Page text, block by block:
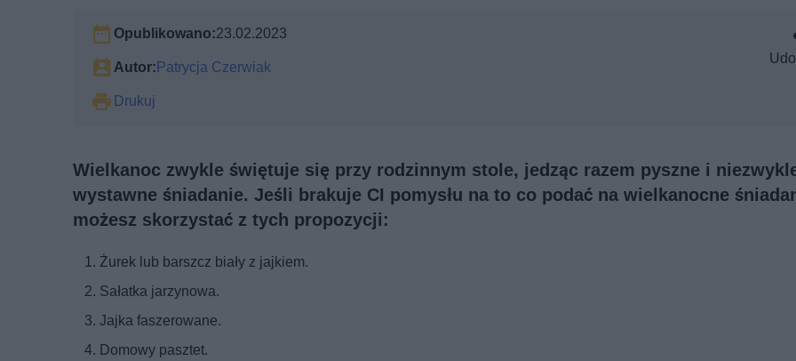
Opublikowano:23.02.2023
Autor:Patrycja Czerwiak
Drukuj
Wielkanoc zwykle świętuje się przy rodzinnym stole, jedząc razem pyszne i
wystawne śniadanie. Jeśli brakuje CI pomysłu na to co podać na wielkanocne
możesz skorzystać z tych propozycji:
Żurek lub barszcz biały z jajkiem.
Sałatka jarzynowa.
Jajka faszerowane.
Domowy pasztet.